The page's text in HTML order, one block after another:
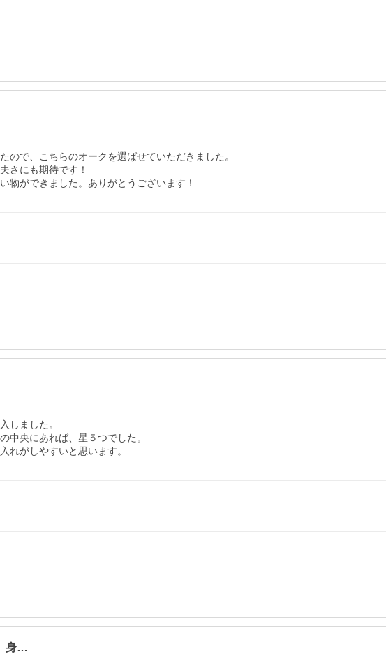
ので、こちらのオークを選ばせていただきました。
さにも期待です！
物ができました。ありがとうございます！
しました。
中央にあれば、星５つでした。
れがしやすいと思います。
身…